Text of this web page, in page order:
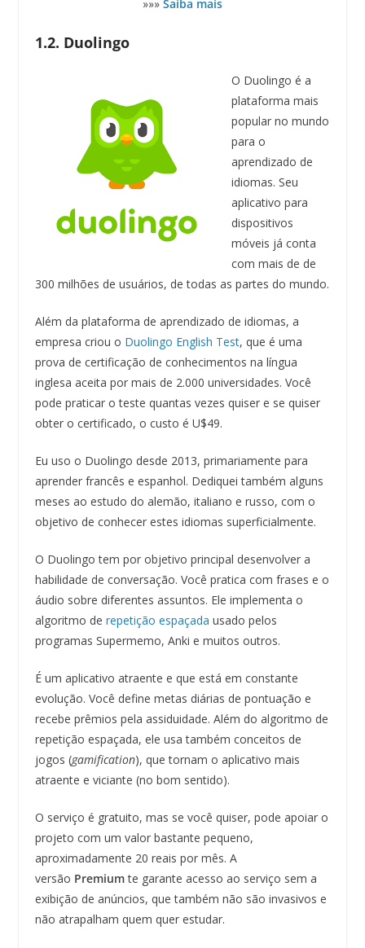
»»» Saiba mais
1.2. Duolingo
O Duolingo é a
plataforma mais
popular no mundo
para o
aprendizado de
idiomas. Seu
aplicativo para
dispositivos
móveis já conta
com mais de de
300 milhões de usuários, de todas as partes do mundo.
Além da plataforma de aprendizado de idiomas, a
empresa criou o Duolingo English Test, que é uma
prova de certificação de conhecimentos na língua
inglesa aceita por mais de 2.000 universidades. Você
pode praticar o teste quantas vezes quiser e se quiser
obter o certificado, o custo é U$49.
Eu uso o Duolingo desde 2013, primariamente para
aprender francês e espanhol. Dediquei também alguns
meses ao estudo do alemão, italiano e russo, com o
objetivo de conhecer estes idiomas superficialmente.
O Duolingo tem por objetivo principal desenvolver a
habilidade de conversação. Você pratica com frases e o
áudio sobre diferentes assuntos. Ele implementa o
algoritmo de repetição espaçada usado pelos
programas Supermemo, Anki e muitos outros.
É um aplicativo atraente e que está em constante
evolução. Você define metas diárias de pontuação e
recebe prêmios pela assiduidade. Além do algoritmo de
repetição espaçada, ele usa também conceitos de
jogos (gamification), que tornam o aplicativo mais
atraente e viciante (no bom sentido).
O serviço é gratuito, mas se você quiser, pode apoiar o
projeto com um valor bastante pequeno,
aproximadamente 20 reais por mês. A
versão Premiumte garante acesso ao serviço sem a
exibição de anúncios, que também não são invasivos e
não atrapalham quem quer estudar.